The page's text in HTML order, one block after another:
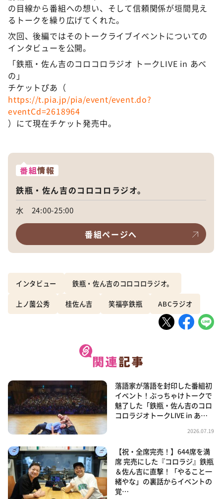
の目線から番組への想い、そして信頼関係が垣間見え
るトークを繰り広げてくれた。
次回、後編ではそのトークライブイベントについての
インタビューを公開。
「鉄瓶・佐ん吉のコロコロラジオ トークLIVE in あべ
の」
チケットぴあ（
https://t.pia.jp/pia/event/event.do?
eventCd=2618964
）にて現在チケット発売中。
番組情報
鉄瓶・佐ん吉のコロコロラジオ。
水 24:00-25:00
番組ページへ
インタビュー 鉄瓶・佐ん吉のコロコロラジオ。
上ノ薗公秀 桂佐ん吉 笑福亭鉄瓶 ABCラジオ
落語家が落語を封印した番組初
イベント！ぶっちゃけトークで
魅了した「鉄瓶・佐ん吉のコロ
コロラジオトークLIVE in あ…
2026.07.19
【祝・全席完売！】644席を満
席 完売にした『コロラジ』鉄瓶
＆佐ん吉に直撃！「やること一
緒やな」の裏話からイベントの
覚…